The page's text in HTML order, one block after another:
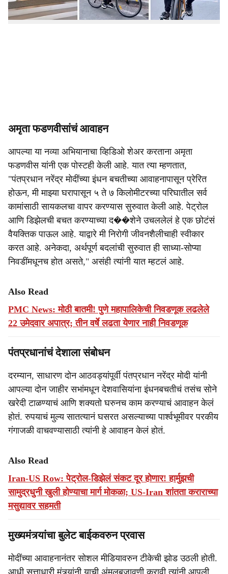
केलं आहे.
अमृता फडणवीसांचं आवाहन
आपल्या या नव्या अभियानाचा व्हिडिओ शेअर करताना अमृता
फडणवीस यांनी एक पोस्टही केली आहे. यात त्या म्हणतात,
"पंतप्रधान नरेंद्र मोदींच्या इंधन बचतीच्या आवाहनापासून प्रेरित
होऊन, मी माझ्या घरापासून ५ ते ७ किलोमीटरच्या परिघातील सर्व
कामांसाठी सायकलचा वापर करण्यास सुरुवात केली आहे. पेट्रोल
आणि डिझेलची बचत करण्याच्या द��शेने उचललेलं हे एक छोटंसं
वैयक्तिक पाऊल आहे. याद्वारे मी निरोगी जीवनशैलीचाही स्वीकार
करत आहे. अनेकदा, अर्थपूर्ण बदलांची सुरुवात ही साध्या-सोप्या
निवडींमधूनच होत असते," असंही त्यांनी यात म्हटलं आहे.
Also Read
PMC News: मोठी बातमी! पुणे महापालिकेची निवडणूक लढलेले
22 उमेदवार अपात्र; तीन वर्षे लढता येणार नाही निवडणूक
पंतप्रधानांचं देशाला संबोधन
दरम्यान, साधारण दोन आठवड्यांपूर्वी पंतप्रधान नरेंद्र मोदी यांनी
आपल्या दोन जाहीर सभांमधून देशवासियांना इंधनबचतीचं तसंच सोने
खरेदी टाळण्याचं आणि शक्यतो घरुनच काम करण्याचं आवाहन केलं
होतं. रुपयाचं मुल्य सातत्यानं घसरत असल्याच्या पार्श्वभूमीवर परकीय
गंगाजळी वाचवण्यासाठी त्यांनी हे आवाहन केलं होतं.
Also Read
Iran-US Row: पेट्रोल-डिझेलं संकट दूर होणार! हार्मुझची
सामुद्रधुनी खुली होण्याचा मार्ग मोकळा; US-Iran शांतता कराराच्या
मसुद्यावर सहमती
मुख्यमंत्र्यांचा बुलेट बाईकवरुन प्रवास
मोदींच्या आवाहनानंतर सोशल मीडियावरुन टीकेची झोड उठली होती.
आधी सत्ताधारी मंत्र्यांनी याची अंमलबजावणी करावी त्यांनी आपली